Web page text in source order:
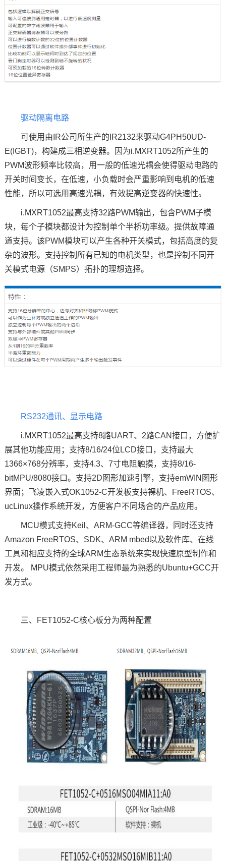
驱动隔离电路
可使用由IR公司所生产的IR2132来驱动G4PH50UD-
E(IGBT)，构建成三相逆变器。因为i.MXRT1052所产生的
PWM波形频率比较高，用一般的低速光耦会使得驱动电路的
开关时间变长，在低速，小负载时会严重影响到电机的低速
性能，所以可选用高速光耦，有效提高逆变器的快速性。
i.MXRT1052最高支持32路PWM输出，包含PWM子模
块，每个子模块都设计为控制单个半桥功率级。提供故障通
道支持。该PWM模块可以产生各种开关模式，包括高度的复
杂的波形。支持控制所有已知的电机类型，也是控制不同开
关模式电源（SMPS）拓扑的理想选择。
RS232通讯、显示电路
i.MXRT1052最高支持8路UART、2路CAN接口，方便扩
展其他功能应用；支持8/16/24位LCD接口，支持最大
1366×768分辨率，支持4.3、7寸电阻触摸，支持8/16-
bitMPU/8080接口。支持2D图形加速引擎，支持emWIN图形
界面； 飞凌嵌入式OK1052-C开发板支持裸机、FreeRTOS、
ucLinux操作系统开发，方便客户不同场合的产品应用。
MCU模式支持Keil、 ARM-GCC等编译器，同时还支持
Amazon FreeRTOS、SDK、ARM mbed以及软件库、在线
工具和相应支持的全球ARM生态系统来实现快速原型制作和
开发。 MPU模式依然采用工程师最为熟悉的Ubuntu+GCC开
发方式。
三、FET1052-C核心板分为两种配置